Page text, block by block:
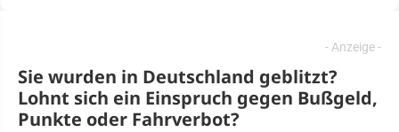
Sie wurden in Deutschland geblitzt?
Lohnt sich ein Einspruch gegen Bußgeld,
Punkte oder Fahrverbot?